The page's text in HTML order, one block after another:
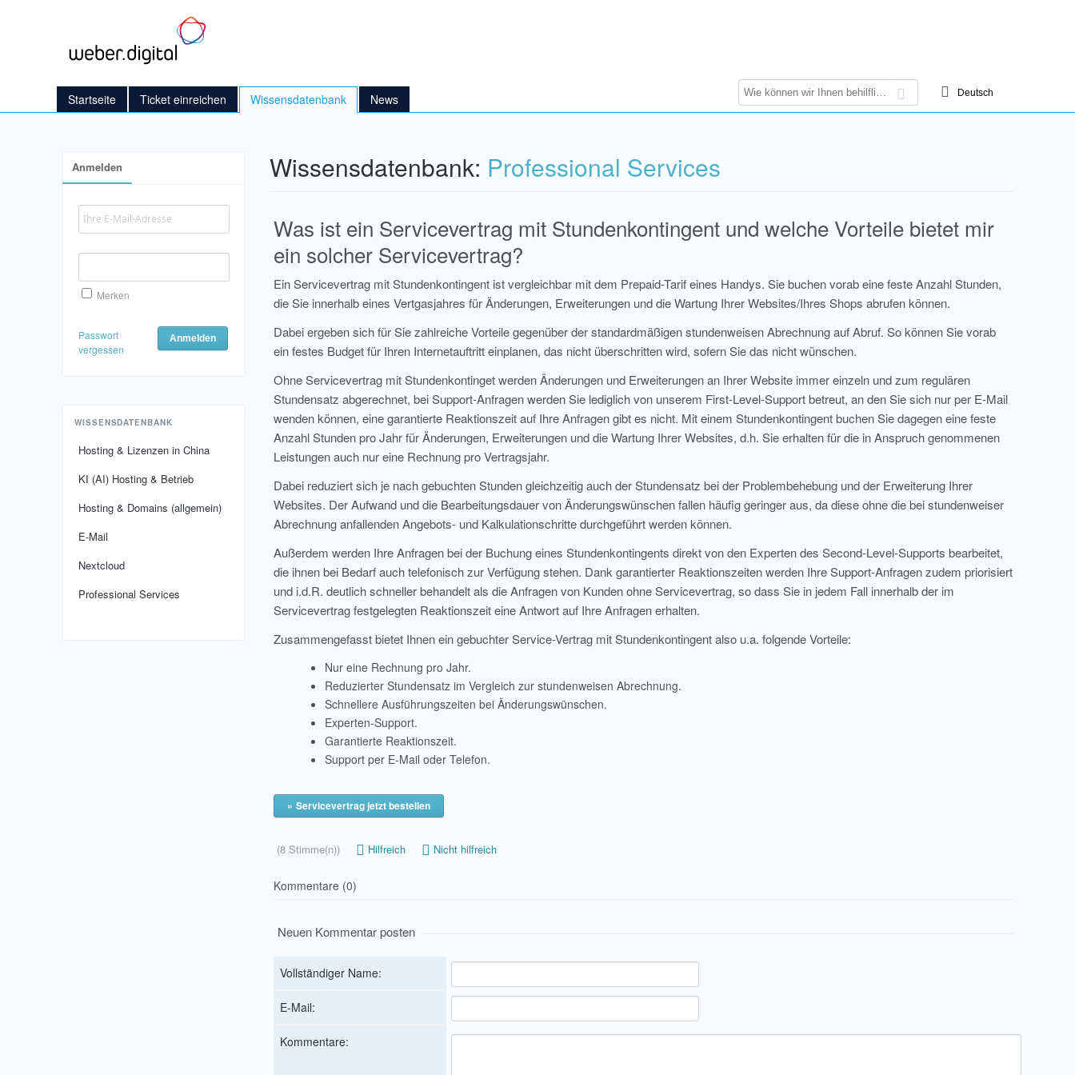
Startseite Ticket einreichen Wissensdatenbank News
Anmelden
Merken
Passwort
vergessen
WISSENSDATENBANK
Hosting & Lizenzen in China
KI (AI) Hosting & Betrieb
Hosting & Domains (allgemein)
E-Mail
Nextcloud
Professional Services
Wissensdatenbank: Professional Services
Was ist ein Servicevertrag mit Stundenkontingent und welche Vorteile bietet mir
ein solcher Servicevertrag?
Ein Servicevertrag mit Stundenkontingent ist vergleichbar mit dem Prepaid-Tarif eines Handys. Sie buchen vorab eine feste Anzahl Stunden,
die Sie innerhalb eines Vertgasjahres für Änderungen, Erweiterungen und die Wartung Ihrer Websites/Ihres Shops abrufen können.
Dabei ergeben sich für Sie zahlreiche Vorteile gegenüber der standardmäßigen stundenweisen Abrechnung auf Abruf. So können Sie vorab
ein festes Budget für Ihren Internetauftritt einplanen, das nicht überschritten wird, sofern Sie das nicht wünschen.
Ohne Servicevertrag mit Stundenkontinget werden Änderungen und Erweiterungen an Ihrer Website immer einzeln und zum regulären
Stundensatz abgerechnet, bei Support-Anfragen werden Sie lediglich von unserem First-Level-Support betreut, an den Sie sich nur per E-Mail
wenden können, eine garantierte Reaktionszeit auf Ihre Anfragen gibt es nicht. Mit einem Stundenkontingent buchen Sie dagegen eine feste
Anzahl Stunden pro Jahr für Änderungen, Erweiterungen und die Wartung Ihrer Websites, d.h. Sie erhalten für die in Anspruch genommenen
Leistungen auch nur eine Rechnung pro Vertragsjahr.
Dabei reduziert sich je nach gebuchten Stunden gleichzeitig auch der Stundensatz bei der Problembehebung und der Erweiterung Ihrer
Websites. Der Aufwand und die Bearbeitungsdauer von Änderungswünschen fallen häufig geringer aus, da diese ohne die bei stundenweiser
Abrechnung anfallenden Angebots- und Kalkulationschritte durchgeführt werden können.
Außerdem werden Ihre Anfragen bei der Buchung eines Stundenkontingents direkt von den Experten des Second-Level-Supports bearbeitet,
die ihnen bei Bedarf auch telefonisch zur Verfügung stehen. Dank garantierter Reaktionszeiten werden Ihre Support-Anfragen zudem priorisiert
und i.d.R. deutlich schneller behandelt als die Anfragen von Kunden ohne Servicevertrag, so dass Sie in jedem Fall innerhalb der im
Servicevertrag festgelegten Reaktionszeit eine Antwort auf Ihre Anfragen erhalten.
Zusammengefasst bietet Ihnen ein gebuchter Service-Vertrag mit Stundenkontingent also u.a. folgende Vorteile:
Nur eine Rechnung pro Jahr.
Reduzierter Stundensatz im Vergleich zur stundenweisen Abrechnung.
Schnellere Ausführungszeiten bei Änderungswünschen.
Experten-Support.
Garantierte Reaktionszeit.
Support per E-Mail oder Telefon.
Servicevertrag jetzt bestellen
(8 Stimme(n)) Hilfreich Nicht hilfreich
Kommentare (0)
Neuen Kommentar posten
Vollständiger Name:
E-Mail:
Kommentare: